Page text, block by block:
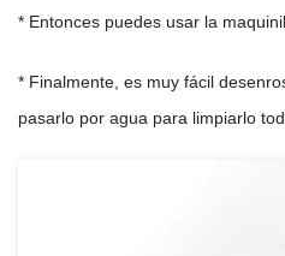
* Entonces puedes usar la
* Finalmente, es muy fácil
pasarlo por agua para limpiarlo